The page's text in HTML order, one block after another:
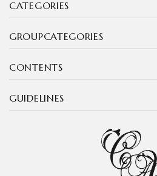
CATEGORIES
GROUPCATEGORIES
CONTENTS
GUIDELINES